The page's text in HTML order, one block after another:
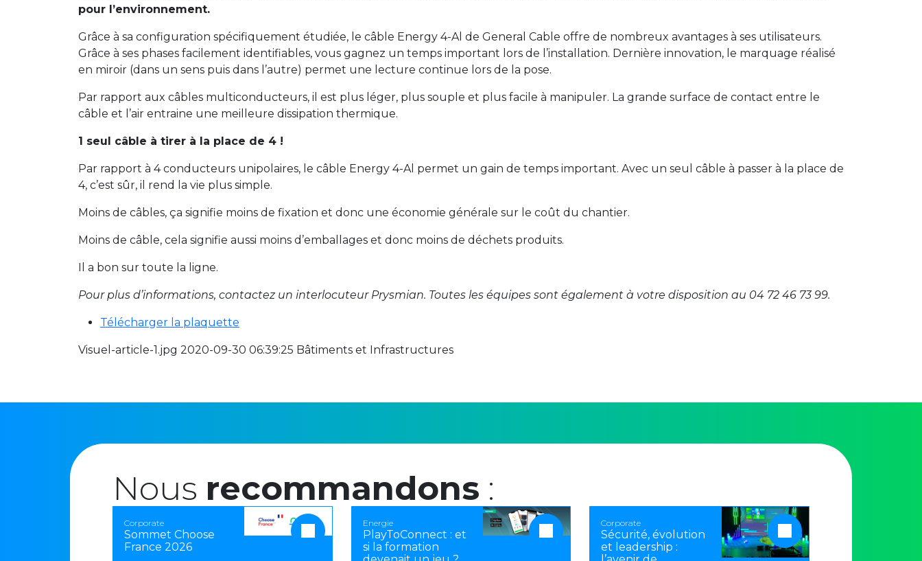
pour l’environnement.
Grâce à sa configuration spécifiquement étudiée, le câble Energy 4-Al de General Cable offre de nombreux avantages à ses utilisateurs.
Grâce à ses phases facilement identifiables, vous gagnez un temps important lors de l’installation. Dernière innovation, le marquage réalisé
en miroir (dans un sens puis dans l’autre) permet une lecture continue lors de la pose.
Par rapport aux câbles multiconducteurs, il est plus léger, plus souple et plus facile à manipuler. La grande surface de contact entre le
câble et l’air entraine une meilleure dissipation thermique.
1 seul câble à tirer à la place de 4 !
Par rapport à 4 conducteurs unipolaires, le câble Energy 4-Al permet un gain de temps important. Avec un seul câble à passer à la place de
4, c’est sûr, il rend la vie plus simple.
Moins de câbles, ça signifie moins de fixation et donc une économie générale sur le coût du chantier.
Moins de câble, cela signifie aussi moins d’emballages et donc moins de déchets produits.
Il a bon sur toute la ligne.
Pour plus d’informations, contactez un interlocuteur Prysmian. Toutes les équipes sont également à votre disposition au 04 72 46 73 99.
Télécharger la plaquette
Visuel-article-1.jpg 2020-09-30 06:39:25 Bâtiments et Infrastructures
Nous recommandons :
Corporate
Sommet Choose
France 2026
Energie
PlayToConnect : et
si la formation
Corporate
Sécurité, évolution
et leadership :